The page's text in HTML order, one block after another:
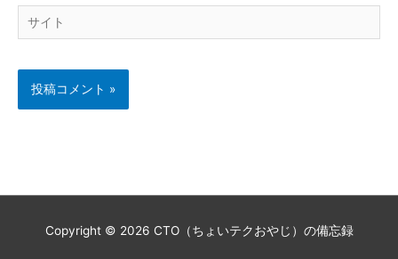
イ
Copyright © 2026 CTO（ちょいテクおやじ）の備忘録